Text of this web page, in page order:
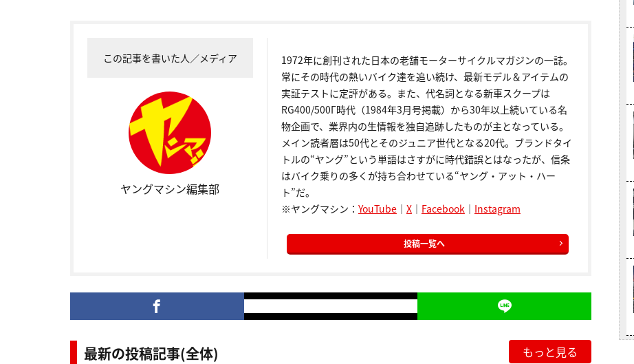
この記事を書いた人／メディア
ヤングマシン編集部
1972年に創刊された日本の老舗モーターサイクルマガジンの一誌。
常にその時代の熱いバイク達を追い続け、最新モデル＆アイテムの
実証テストに定評がある。また、代名詞となる新車スクープは
RG400/500Γ時代（1984年3月号掲載）から30年以上続いている名
物企画で、業界内の生情報を独自追跡したものが主となっている。
メイン読者層は50代とそのジュニア世代となる20代。ブランドタイ
トルの“ヤング”という単語はさすがに時代錯誤とはなったが、信条
はバイク乗りの多くが持ち合わせている“ヤング・アット・ハー
ト”だ。
※ヤングマシン： YouTube｜ X｜ Facebook｜ Instagram
投稿一覧へ
最新の投稿記事(全体) もっと見る